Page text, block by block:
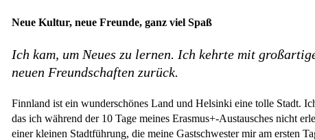
Neue Kultur, neue Freunde, ganz viel Spaß
Ich kam, um Neues zu lernen. Ich kehrte mit
neuen Freundschaften zurück.
Finnland ist ein wunderschönes Land und Helsinki eine tolle Stadt.
das ich während der 10 Tage meines Erasmus+-Austausches nicht
einer kleinen Stadtführung, die meine Gastschwester mir am ersten